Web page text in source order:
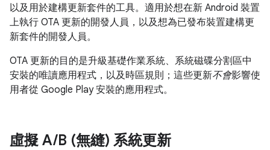
以及用於建構更新套件的工具。適用於想在新 Android 裝置
上執行 OTA 更新的開發人員，以及想為已發布裝置建構更
新套件的開發人員。
OTA 更新的目的是升級基礎作業系統、系統磁碟分割區中
安裝的唯讀應用程式，以及時區規則；這些更新不會影響使
用者從 Google Play 安裝的應用程式。
虛擬 A/B (無縫) 系統更新